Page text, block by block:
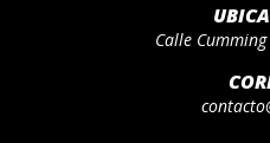
Calle